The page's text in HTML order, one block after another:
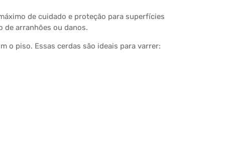
de cuidado e proteção para superfícies
de arranhões ou danos.
o piso. Essas cerdas são ideais para varrer: